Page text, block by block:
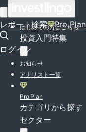
レポート検索 Pro Plan
ログイン
はじめての方はこちら
投資入門特集
お知らせ
アナリスト一覧
Pro Plan
カテゴリから探す
セクター